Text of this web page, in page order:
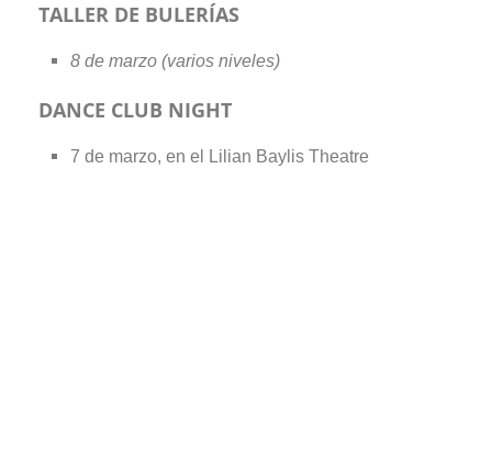
TALLER DE BULERÍAS
8 de marzo (varios niveles)
DANCE CLUB NIGHT
7 de marzo, en el Lilian Baylis Theatre